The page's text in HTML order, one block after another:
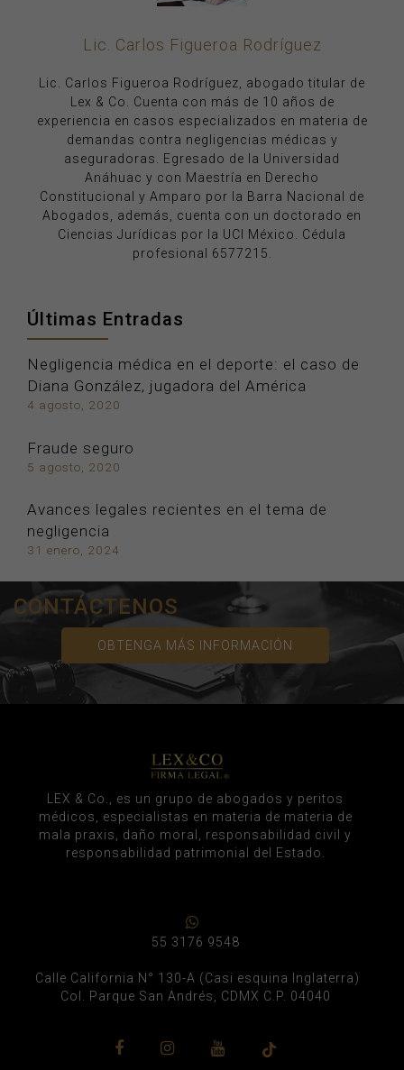
Lic. Carlos Figueroa Rodríguez
Lic. Carlos Figueroa Rodríguez, abogado titular de
Lex & Co. Cuenta con más de 10 años de
experiencia en casos especializados en materia de
demandas contra negligencias médicas y
aseguradoras. Egresado de la Universidad
Anáhuac y con Maestría en Derecho
Constitucional y Amparo por la Barra Nacional de
Abogados, además, cuenta con un doctorado en
Ciencias Jurídicas por la UCI México. Cédula
profesional 6577215.
Últimas Entradas
Negligencia médica en el deporte: el caso de
Diana González, jugadora del América
4 agosto, 2020
Fraude seguro
5 agosto, 2020
Avances legales recientes en el tema de
negligencia
31 enero, 2024
CONTÁCTENOS
OBTENGA MÁS INFORMACIÓN
LEX & Co., es un grupo de abogados y peritos
médicos, especialistas en materia de materia de
mala praxis, daño moral, responsabilidad civil y
responsabilidad patrimonial del Estado.
55 3176 9548
Calle California N° 130-A (Casi esquina Inglaterra)
Col. Parque San Andrés, CDMX C.P. 04040